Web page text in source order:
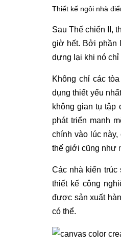
Thiết kế ngôi nhà
Sau Thế chiến II,
giờ hết. Bởi phần
dựng lại khi nó chỉ
Không chỉ các
dụng thiết yếu
không gian tụ
phát triển mạnh
chính vào lúc này,
thế giới cũng như
Các nhà kiến trúc
thiết kế công
được sản xuất
có thể.